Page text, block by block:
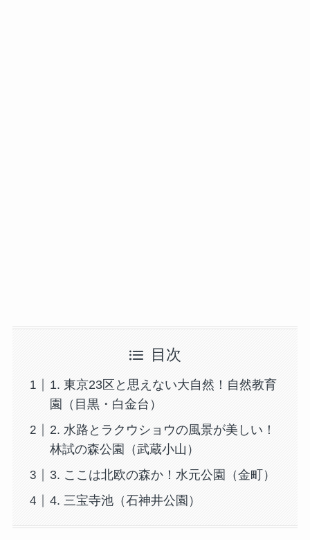
目次
1. 東京23区と思えない大自然！自然教育
園（目黒・白金台）
2. 水路とラクウショウの風景が美しい！
林試の森公園（武蔵小山）
3. ここは北欧の森か！水元公園（金町）
4. 三宝寺池（石神井公園）